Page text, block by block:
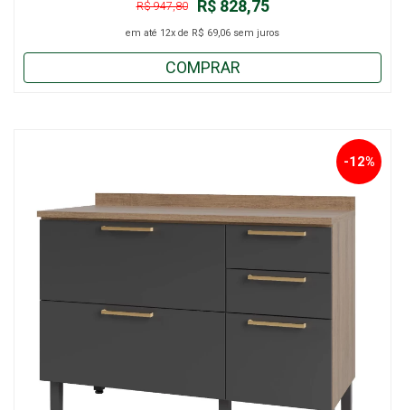
R$ 828,75
R$ 947,80
em até 12x de R$ 69,06 sem juros
COMPRAR
-12%